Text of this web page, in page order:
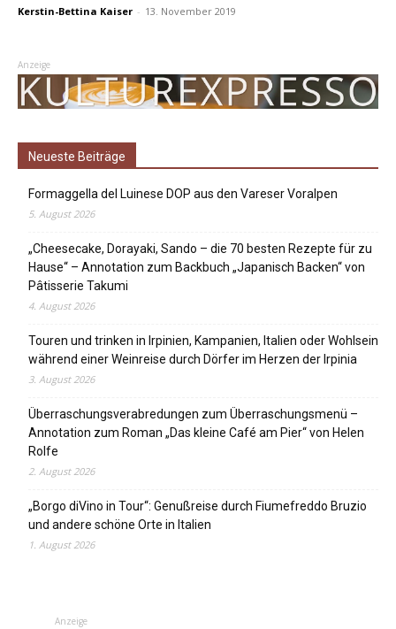
Kerstin-Bettina Kaiser - 13. November 2019
Anzeige
Neueste Beiträge
Formaggella del Luinese DOP aus den Vareser Voralpen
5. August 2026
„Cheesecake, Dorayaki, Sando – die 70 besten Rezepte für zu
Hause“ – Annotation zum Backbuch „Japanisch Backen“ von
Pâtisserie Takumi
4. August 2026
Touren und trinken in Irpinien, Kampanien, Italien oder Wohlsein
während einer Weinreise durch Dörfer im Herzen der Irpinia
3. August 2026
Überraschungsverabredungen zum Überraschungsmenü –
Annotation zum Roman „Das kleine Café am Pier“ von Helen
Rolfe
2. August 2026
„Borgo diVino in Tour“: Genußreise durch Fiumefreddo Bruzio
und andere schöne Orte in Italien
1. August 2026
Anzeige